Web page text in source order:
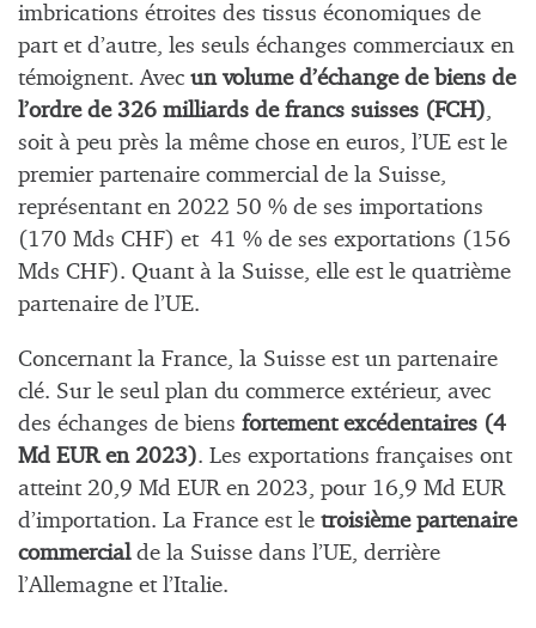
imbrications étroites des tissus économiques de
part et d’autre, les seuls échanges commerciaux en
témoignent. Avec un volume d’échange de biens de
l’ordre de 326 milliards de francs suisses (FCH)
soit à peu près la même chose en euros, l’UE est le
premier partenaire commercial de la Suisse,
représentant en 2022 50 % de ses importations
(170 Mds CHF) et 41 % de ses exportations (156
Mds CHF). Quant à la Suisse, elle est le quatrième
partenaire de l’UE.
Concernant la France, la Suisse est un partenaire
clé. Sur le seul plan du commerce extérieur, avec
des échanges de biens fortement excédentaires (4
Md EUR en 2023). Les exportations françaises ont
atteint 20,9 Md EUR en 2023, pour 16,9 Md EUR
d’importation. La France est le troisième partenaire
commercialde la Suisse dans l’UE, derrière
l’Allemagne et l’Italie.